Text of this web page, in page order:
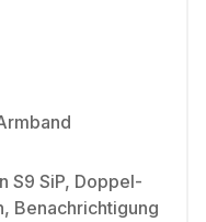
S9 SiP, Doppel-
Benachrichtigung